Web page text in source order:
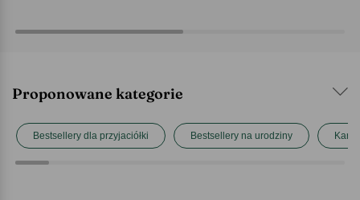
Proponowane kategorie
Bestsellery dla przyjaciółki Bestsellery na urodziny Kartki